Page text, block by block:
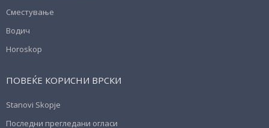
Сместување
Водич
Horoskop
ПОВЕЌЕ КОРИСНИ ВРСКИ
Stanovi Skopje
Последни прегледани огласи